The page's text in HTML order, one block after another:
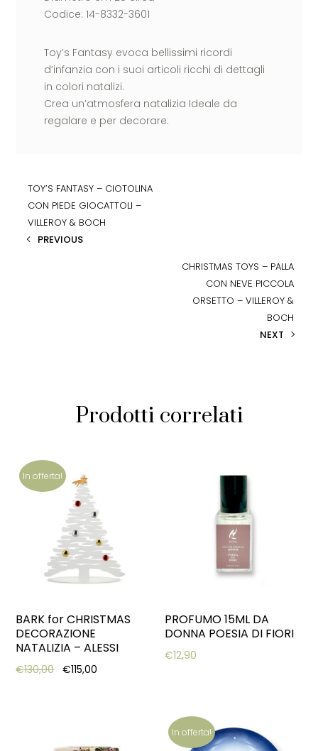
Codice: 14-8332-3601
Toy’s Fantasy evoca bellissimi ricordi
d’infanzia con i suoi articoli ricchi di dettagli
in colori natalizi.
Crea un’atmosfera natalizia Ideale da
regalare e per decorare.
TOY’S FANTASY – CIOTOLINA
CON PIEDE GIOCATTOLI –
VILLEROY & BOCH
PREVIOUS
CHRISTMAS TOYS – PALLA
CON NEVE PICCOLA
ORSETTO – VILLEROY &
BOCH
NEXT
Prodotti correlati
In offerta!
BARK for CHRISTMAS
DECORAZIONE
NATALIZIA – ALESSI
€130,00 Original price was: €130,00.
€115,00
PROFUMO 15ML DA
DONNA POESIA DI FIORI
€12,90
In offerta!